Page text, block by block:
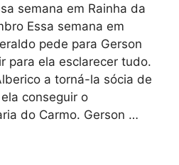
semana em Rainha da
Essa semana em
pede para Gerson
para ela esclarecer tudo.
a torná-la sócia de
conseguir o
do Carmo. Gerson …